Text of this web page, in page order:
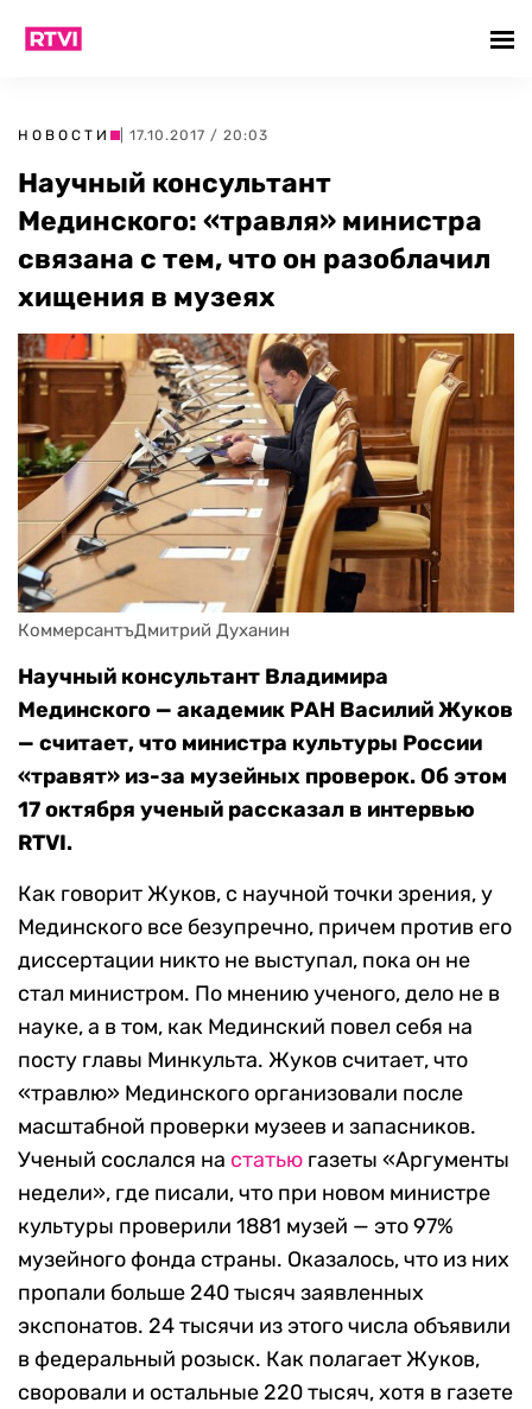
НОВОСТИ | 17.10.2017 / 20:03
Научный консультант
Мединского: «травля» министра
связана с тем, что он разоблачил
хищения в музеях
КоммерсантъДмитрий Духанин
Научный консультант Владимира
Мединского — академик РАН Василий Жуков
— считает, что министра культуры России
«травят» из-за музейных проверок. Об этом
17 октября ученый рассказал в интервью
RTVI.
Как говорит Жуков, с научной точки зрения, у
Мединского все безупречно, причем против его
диссертации никто не выступал, пока он не
стал министром. По мнению ученого, дело не в
науке, а в том, как Мединский повел себя на
посту главы Минкульта. Жуков считает, что
«травлю» Мединского организовали после
масштабной проверки музеев и запасников.
Ученый сослался на статью газеты «Аргументы
недели», где писали, что при новом министре
культуры проверили 1881 музей — это 97%
музейного фонда страны. Оказалось, что из них
пропали больше 240 тысяч заявленных
экспонатов. 24 тысячи из этого числа объявили
в федеральный розыск. Как полагает Жуков,
своровали и остальные 220 тысяч, хотя в газете